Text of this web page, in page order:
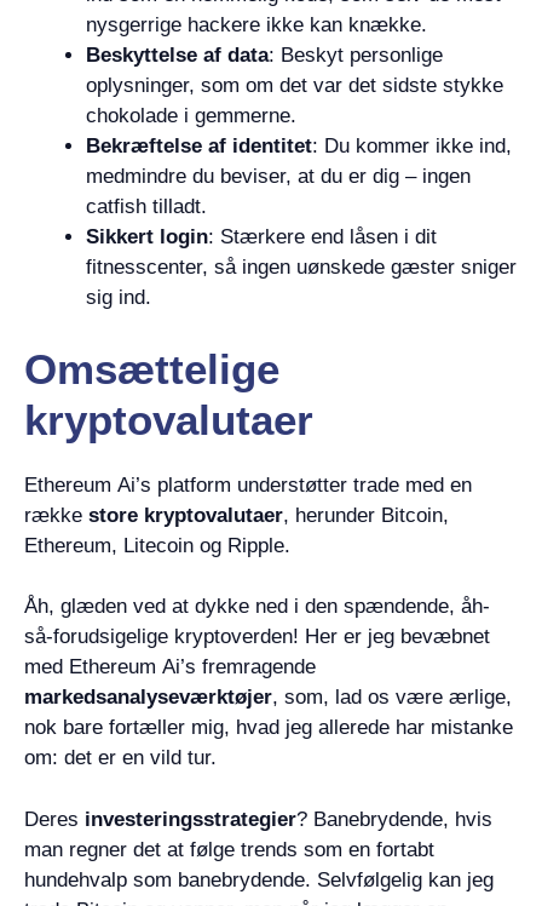
nysgerrige hackere ikke kan knække.
Beskyttelse af data: Beskyt personlige
oplysninger, som om det var det sidste stykke
chokolade i gemmerne.
Bekræftelse af identitet: Du kommer ikke ind,
medmindre du beviser, at du er dig – ingen
catfish tilladt.
Sikkert login: Stærkere end låsen i dit
fitnesscenter, så ingen uønskede gæster sniger
sig ind.
Omsættelige
kryptovalutaer
Ethereum Ai’s platform understøtter trade med en
række store kryptovalutaer, herunder Bitcoin,
Ethereum, Litecoin og Ripple.
Åh, glæden ved at dykke ned i den spændende, åh-
så-forudsigelige kryptoverden! Her er jeg bevæbnet
med Ethereum Ai’s fremragende
markedsanalyseværktøjer, som, lad os være ærlige,
nok bare fortæller mig, hvad jeg allerede har mistanke
om: det er en vild tur.
Deres investeringsstrategier? Banebrydende, hvis
man regner det at følge trends som en fortabt
hundehvalp som banebrydende. Selvfølgelig kan jeg